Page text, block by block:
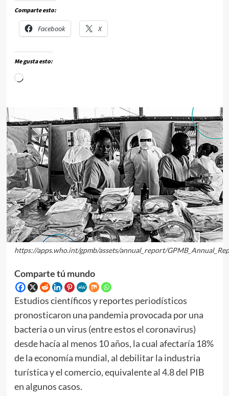
Comparte esto:
Facebook X
Me gusta esto:
https://apps.who.int/gpmb/assets/annual_report/
Comparte tú mundo
Estudios científicos y reportes periodísticos
pronosticaron una pandemia provocada por una
bacteria o un virus (entre estos el coronavirus)
desde hacía al menos 10 años, la cual afectaría 18%
de la economía mundial, al debilitar la industria
turística y el comercio, equivalente al 4.8 del PIB
en algunos casos.